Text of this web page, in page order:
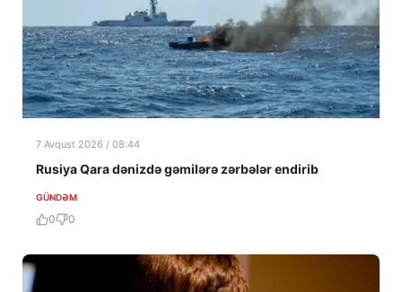
7 Avqust 2026 / 08:44
Rusiya Qara dənizdə gəmilərə zərbələr endirib
GÜNDƏM
0 0